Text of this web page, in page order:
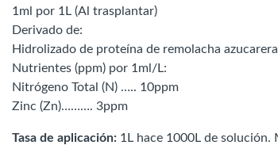
1ml por 1L (Al trasplantar)
Derivado de:
Hidrolizado de proteína de remolacha
Nutrientes (ppm) por 1ml/L:
Nitrógeno Total (N) ….. 10ppm
Zinc (Zn)………. 3ppm
Tasa de aplicación: 1L hace 1000L de solución.